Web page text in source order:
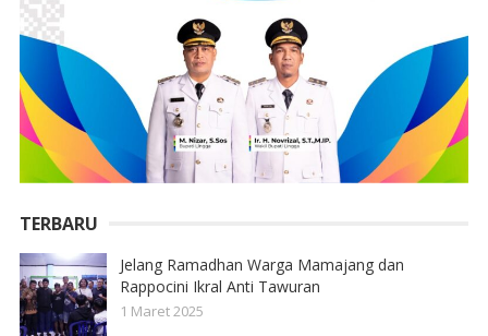
TERBARU
Jelang Ramadhan Warga Mamajang dan
Rappocini Ikral Anti Tawuran
1 Maret 2025